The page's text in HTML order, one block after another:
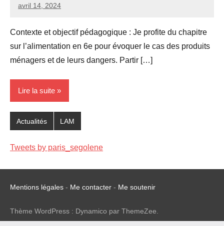
avril 14, 2024
Seg0_La_Vraie
Aucun
Contexte et objectif pédagogique : Je profite du chapitre
sur l’alimentation en 6e pour évoquer le cas des produits
ménagers et de leurs dangers. Partir […]
Lire la suite
Actualités LAM
Tweets by paris_segolene
Mentions légales - Me contacter - Me soutenir
Thème WordPress : Dynamico par ThemeZee.